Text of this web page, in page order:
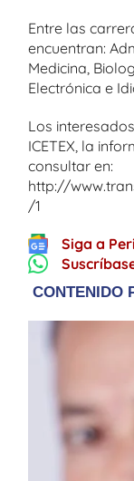
Entre las
encuentran:
Medicina,
Electrónica e
Los
ICETEX, la
consultar en:
http://
/1
Siga a